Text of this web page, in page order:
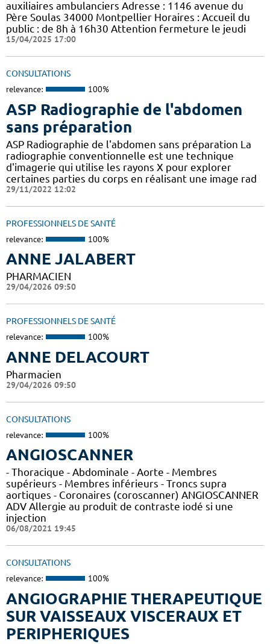
auxiliaires ambulanciers Adresse : 1146 avenue du
Père Soulas 34000 Montpellier Horaires : Accueil du
public : de 8h à 16h30 Attention fermeture le jeudi
15/04/2025 17:00
CONSULTATIONS
relevance: 100%
ASP Radiographie de l'abdomen
sans préparation
ASP Radiographie de l'abdomen sans préparation La
radiographie conventionnelle est une technique
d'imagerie qui utilise les rayons X pour explorer
certaines parties du corps en réalisant une image rad
29/11/2022 12:02
PROFESSIONNELS DE SANTÉ
relevance: 100%
ANNE JALABERT
PHARMACIEN
29/04/2026 09:50
PROFESSIONNELS DE SANTÉ
relevance: 100%
ANNE DELACOURT
Pharmacien
29/04/2026 09:50
CONSULTATIONS
relevance: 100%
ANGIOSCANNER
- Thoracique - Abdominale - Aorte - Membres
supérieurs - Membres inférieurs - Troncs supra
aortiques - Coronaires (coroscanner) ANGIOSCANNER
ADV Allergie au produit de contraste iodé si une
injection
06/08/2021 19:45
CONSULTATIONS
relevance: 100%
ANGIOGRAPHIE THERAPEUTIQUE
SUR VAISSEAUX VISCERAUX ET
PERIPHERIQUES